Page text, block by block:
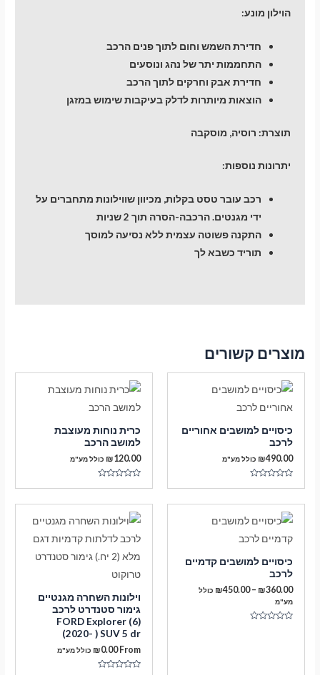
הוילון מונע:
חדירת השמש וחום לתוך פנים הרכב
התחממות יתר של נהג ונוסעים
חדירת אבק וחרקים לתוך הרכב
הוצאות מיותרות לדלק בעיקבות שימוש במזגן
תוצרת: רוסיה, מוסקבה
יתרונות נוספות:
רכב עובר טסט בקלות, מכיוון שווילונות מתחברים על
ידי מגנטים. הרכבה-הסרה תוך 2 שניות
התקנה פשוטה עצמית ללא נסיעה למוסך
תוריד כשבא לך
מוצרים קשורים
כיסויים למושבים אחוריים
לרכב
₪490.00 כולל מע"מ
כרית נוחות מעוצבת
למושב הרכב
₪120.00 כולל מע"מ
כיסויים למושבים קדמיים
לרכב
₪360.00
–
₪450.00
טווח
כולל
מע"מ
וילונות השחרה מגנטיים
גימור סטנדרט לרכב
FORD Explorer (6)
(2020- ) SUV 5 dr
From
₪0.00 כולל מע"מ